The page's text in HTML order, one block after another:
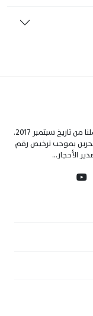
نحن متجر مجوهرات ثمينة مقره في البحرين. بدأ عملنا من تاريخ سبتمبر 2017.
بموجب ترخيص رقم